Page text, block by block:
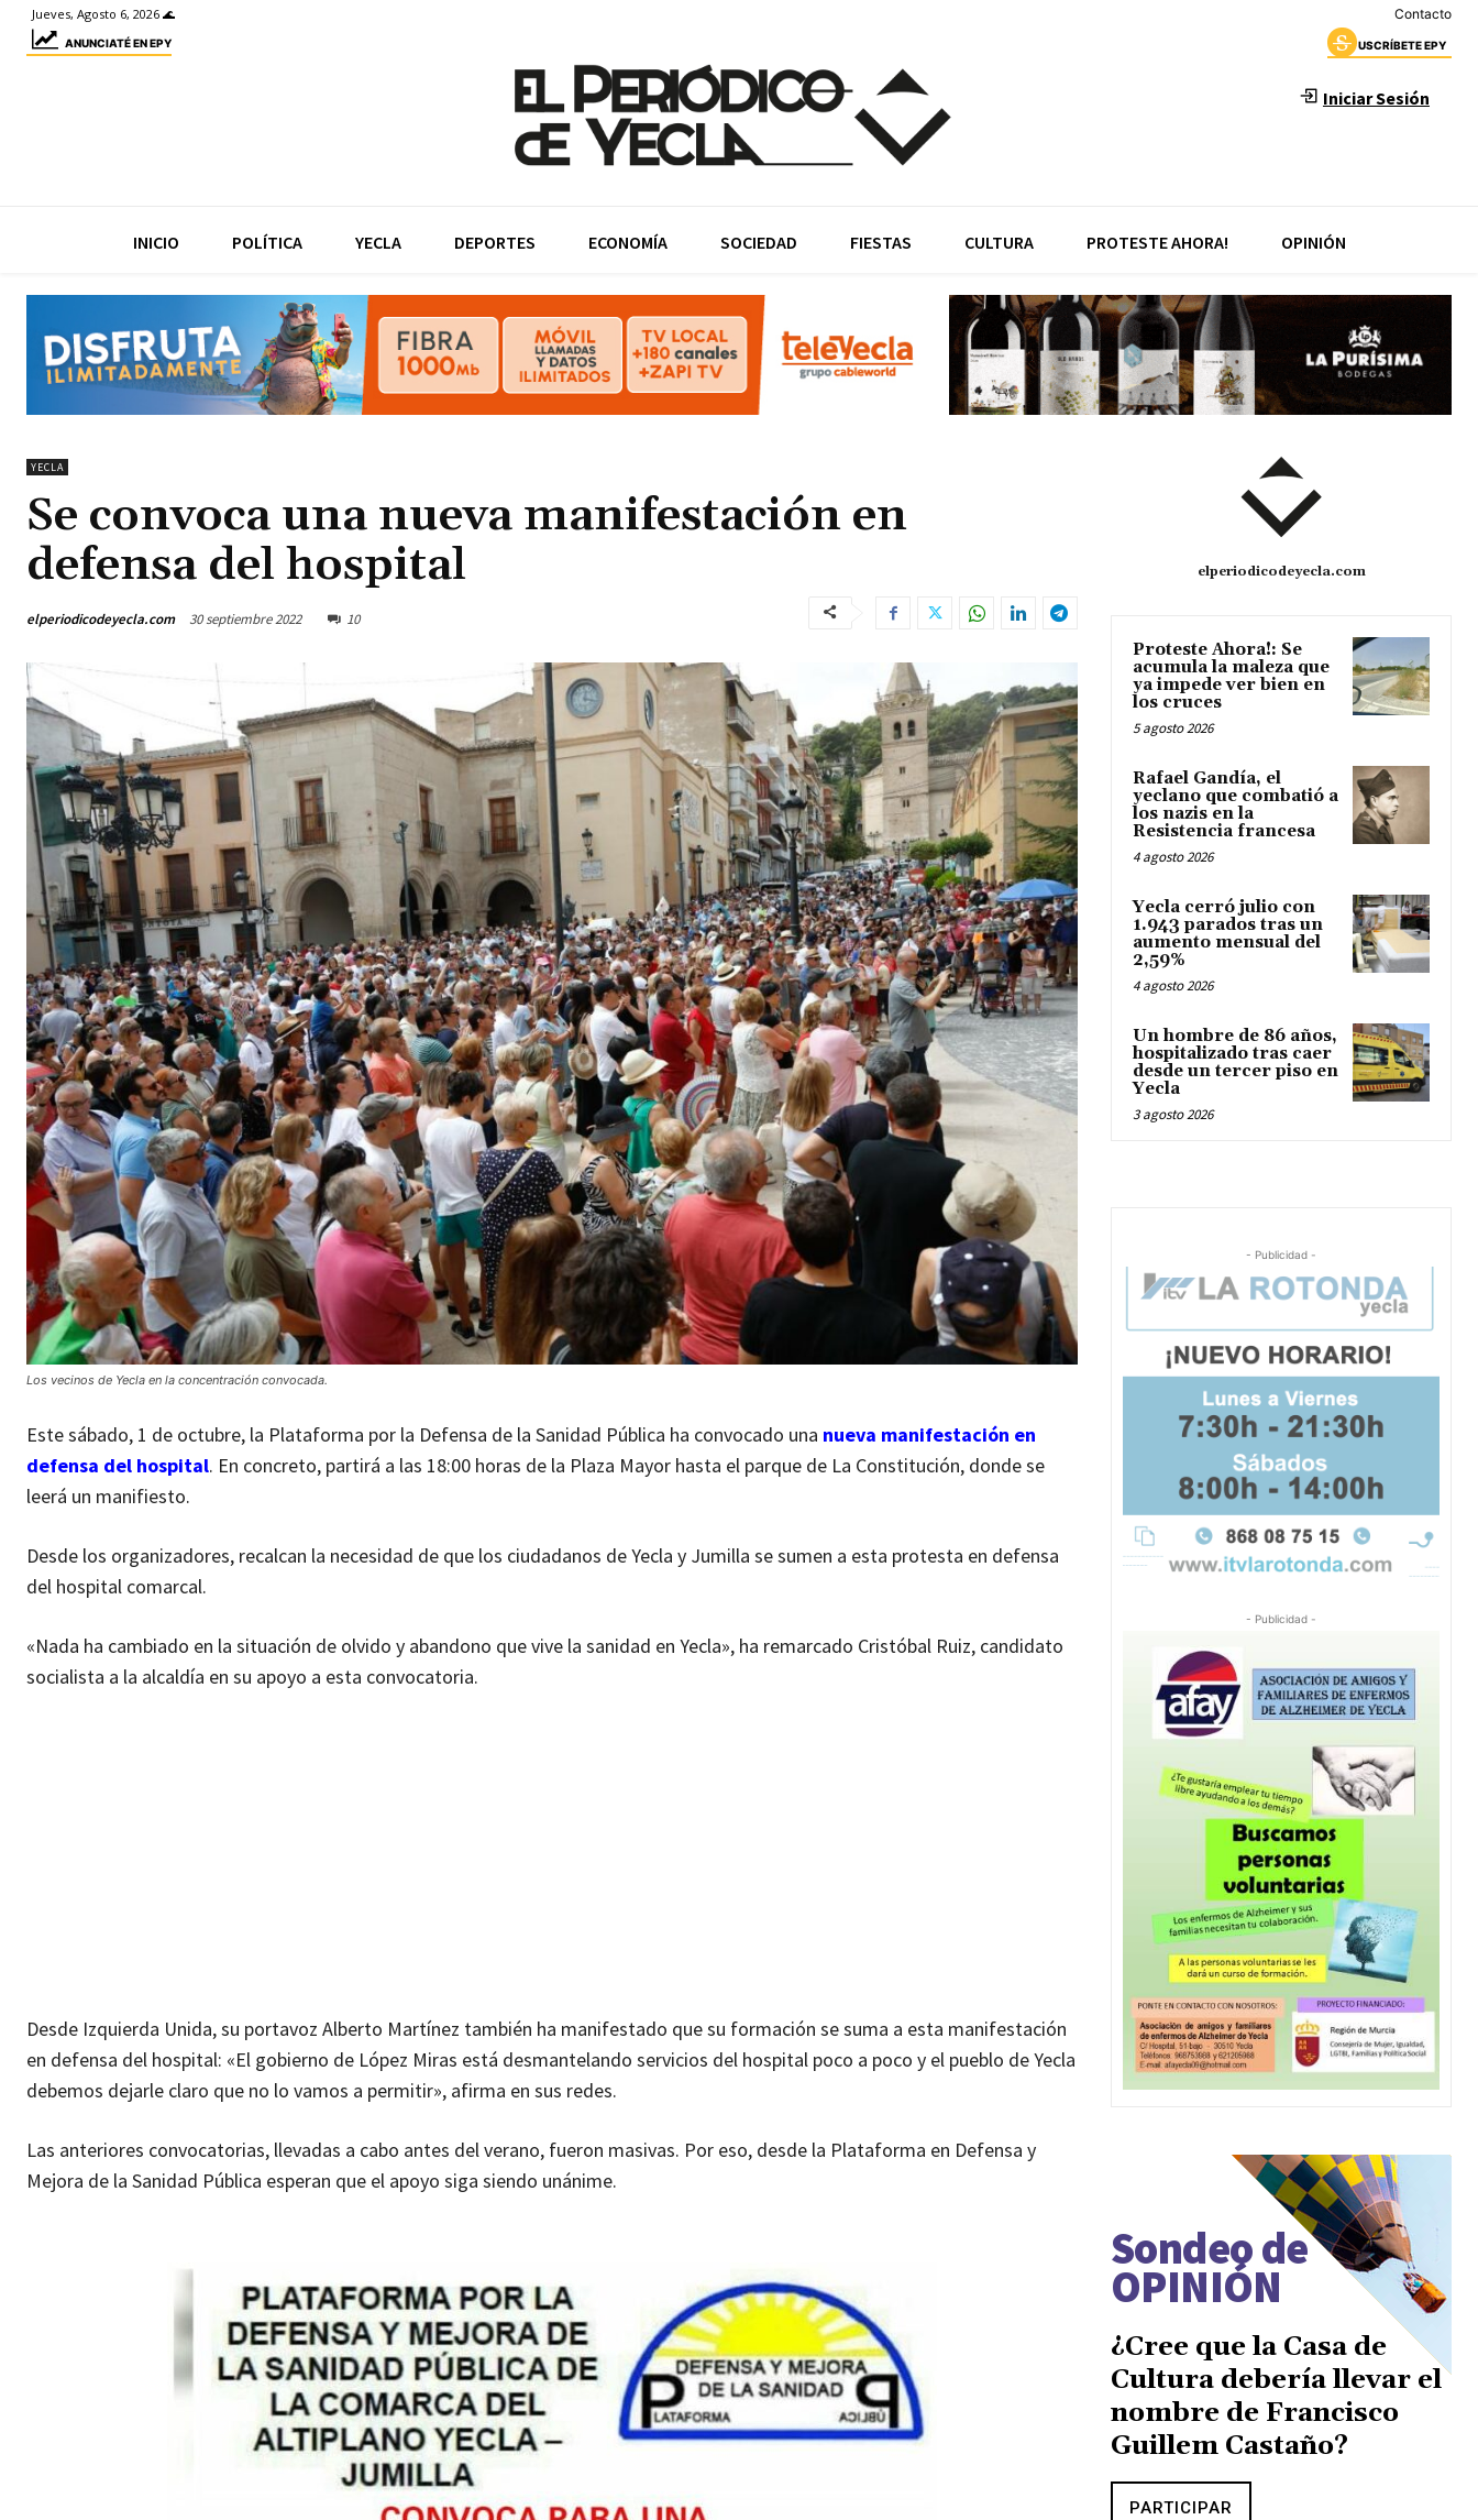
Jueves, Agosto 6, 2026 🌊 Contacto
ANUNCIATÉ EN EPY USCRÍBETE EPY
Iniciar Sesión
INICIO POLÍTICA YECLA DEPORTES ECONOMÍA SOCIEDAD FIESTAS CULTURA PROTESTE AHORA! OPINIÓN
YECLA
Se convoca una nueva manifestación en
defensa del hospital
elperiodicodeyecla.com 30 septiembre 2022 10
Los vecinos de Yecla en la concentración convocada.
Este sábado, 1 de octubre, la Plataforma por la Defensa de la Sanidad Pública ha convocado una nueva manifestación en
defensa del hospital. En concreto, partirá a las 18:00 horas de la Plaza Mayor hasta el parque de La Constitución, donde se
leerá un manifiesto.
Desde los organizadores, recalcan la necesidad de que los ciudadanos de Yecla y Jumilla se sumen a esta protesta en defensa
del hospital comarcal.
«Nada ha cambiado en la situación de olvido y abandono que vive la sanidad en Yecla», ha remarcado Cristóbal Ruiz, candidato
socialista a la alcaldía en su apoyo a esta convocatoria.
Desde Izquierda Unida, su portavoz Alberto Martínez también ha manifestado que su formación se suma a esta manifestación
en defensa del hospital: «El gobierno de López Miras está desmantelando servicios del hospital poco a poco y el pueblo de Yecla
debemos dejarle claro que no lo vamos a permitir», afirma en sus redes.
Las anteriores convocatorias, llevadas a cabo antes del verano, fueron masivas. Por eso, desde la Plataforma en Defensa y
Mejora de la Sanidad Pública esperan que el apoyo siga siendo unánime.
elperiodicodeyecla.com
Proteste Ahora!: Se
acumula la maleza que
ya impede ver bien en
los cruces
5 agosto 2026
Rafael Gandía, el
yeclano que combatió a
los nazis en la
Resistencia francesa
4 agosto 2026
Yecla cerró julio con
1.943 parados tras un
aumento mensual del
2,59%
4 agosto 2026
Un hombre de 86 años,
hospitalizado tras caer
desde un tercer piso en
Yecla
3 agosto 2026
- Publicidad -
- Publicidad -
Sondeo de
OPINIÓN
¿Cree que la Casa de
Cultura debería llevar el
nombre de Francisco
Guillem Castaño?
PARTICIPAR